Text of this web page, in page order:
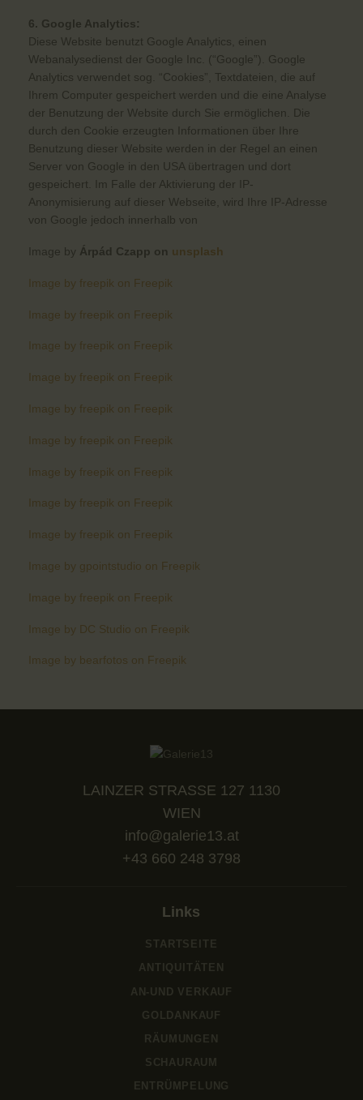
6. Google Analytics:
Diese Website benutzt Google Analytics, einen
Webanalysedienst der Google Inc. (“Google”). Google
Analytics verwendet sog. “Cookies”, Textdateien, die auf
Ihrem Computer gespeichert werden und die eine Analyse
der Benutzung der Website durch Sie ermöglichen. Die
durch den Cookie erzeugten Informationen über Ihre
Benutzung dieser Website werden in der Regel an einen
Server von Google in den USA übertragen und dort
gespeichert. Im Falle der Aktivierung der IP-
Anonymisierung auf dieser Webseite, wird Ihre IP-Adresse
von Google jedoch innerhalb von
Image by Árpád Czapp on unsplash
Image by freepik on Freepik
Image by freepik on Freepik
Image by freepik on Freepik
Image by freepik on Freepik
Image by freepik on Freepik
Image by freepik on Freepik
Image by freepik on Freepik
Image by freepik on Freepik
Image by freepik on Freepik
Image by gpointstudio on Freepik
Image by freepik on Freepik
Image by DC Studio on Freepik
Image by bearfotos on Freepik
LAINZER STRASSE 127 1130
WIEN
info@galerie13.at
+43 660 248 3798
Links
STARTSEITE
ANTIQUITÄTEN
AN-UND VERKAUF
GOLDANKAUF
RÄUMUNGEN
SCHAURAUM
ENTRÜMPELUNG